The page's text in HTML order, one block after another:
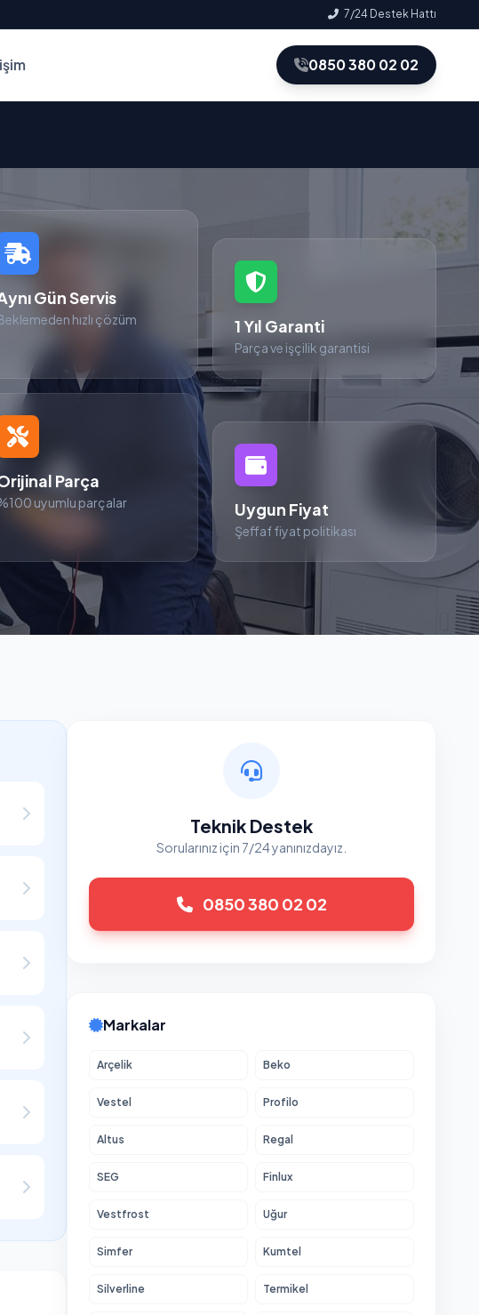
7/24 Destek Hattı
0850 380 02 02
Gün Servis
hızlı çözüm 1 Yıl Garanti
Parça ve işçilik garantisi
Parça
uyumlu parçalar Uygun Fiyat
Şeffaf fiyat politikası
Teknik Destek
Sorularınız için 7/24 yanınızdayız.
0850 380 02 02
Markalar
Arçelik Beko
Vestel Profilo
Altus Regal
SEG Finlux
Vestfrost Uğur
Simfer Kumtel
Silverline Termikel